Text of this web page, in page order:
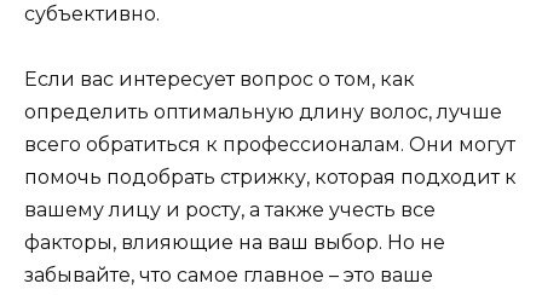
субъективно.
Если вас интересует вопрос о том, как
определить оптимальную длину волос, лучше
всего обратиться к профессионалам. Они могут
помочь подобрать стрижку, которая подходит к
вашему лицу и росту, а также учесть все
факторы, влияющие на ваш выбор. Но не
забывайте, что самое главное – это ваше